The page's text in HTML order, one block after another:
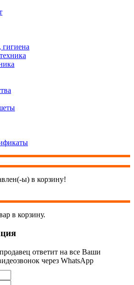
гигиена
ы) в корзину!
в корзину.
ответит на все Ваши
через WhatsApp